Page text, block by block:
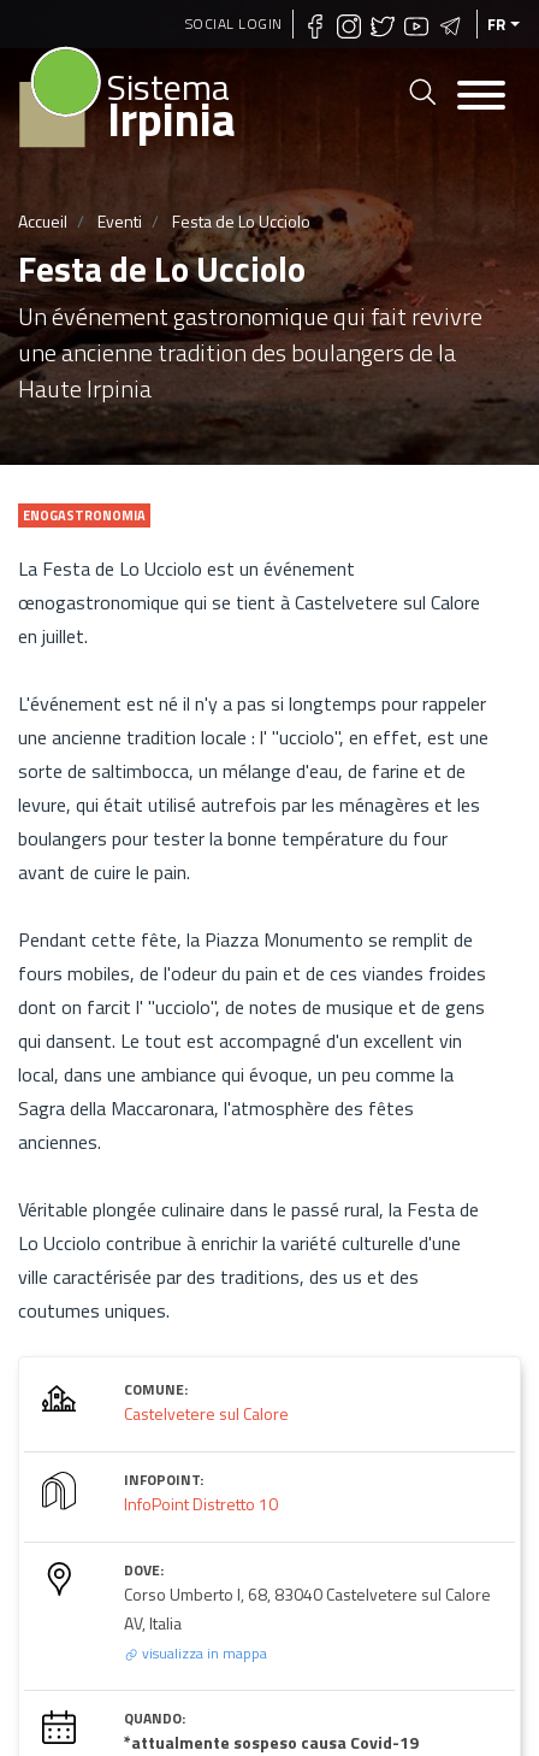
Aller
SOCIAL LOGIN FR
Sistema
Irpinia
Accueil Eventi Festa de Lo Ucciolo
Festa de Lo Ucciolo
Un événement gastronomique qui fait revivre
une ancienne tradition des boulangers de la
Haute Irpinia
ENOGASTRONOMIA
La Festa de Lo Ucciolo est un événement
œnogastronomique qui se tient à Castelvetere sul Calore
en juillet.
L'événement est né il n'y a pas si longtemps pour rappeler
une ancienne tradition locale : l' "ucciolo", en effet, est une
sorte de saltimbocca, un mélange d'eau, de farine et de
levure, qui était utilisé autrefois par les ménagères et les
boulangers pour tester la bonne température du four
avant de cuire le pain.
Pendant cette fête, la Piazza Monumento se remplit de
fours mobiles, de l'odeur du pain et de ces viandes froides
dont on farcit l' "ucciolo", de notes de musique et de gens
qui dansent. Le tout est accompagné d'un excellent vin
local, dans une ambiance qui évoque, un peu comme la
Sagra della Maccaronara, l'atmosphère des fêtes
anciennes.
Véritable plongée culinaire dans le passé rural, la Festa de
Lo Ucciolo contribue à enrichir la variété culturelle d'une
ville caractérisée par des traditions, des us et des
coutumes uniques.
COMUNE:
Castelvetere sul Calore
INFOPOINT:
InfoPoint Distretto 10
DOVE:
Corso Umberto I, 68, 83040 Castelvetere sul Calore
AV, Italia
visualizza in mappa
QUANDO:
*attualmente sospeso causa Covid-19